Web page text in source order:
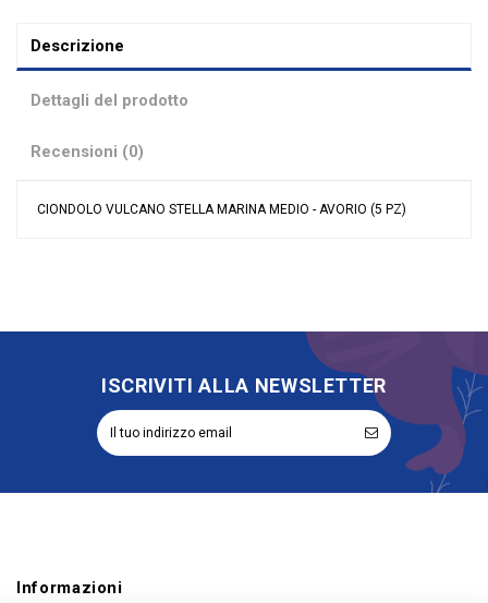
Descrizione
Dettagli del prodotto
Recensioni (0)
CIONDOLO VULCANO STELLA MARINA MEDIO - AVORIO (5 PZ)
Riordinabile No
ISCRIVITI ALLA NEWSLETTER
Informazioni